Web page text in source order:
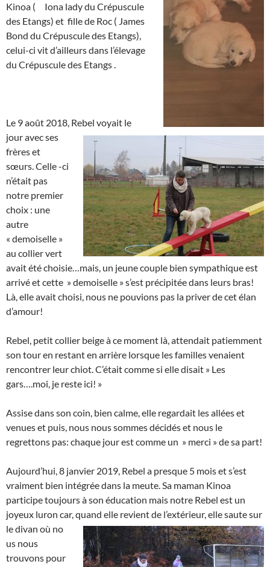
Kinoa ( Iona lady du Crépuscule
des Etangs) et fille de Roc ( James
Bond du Crépuscule des Etangs),
celui-ci vit d’ailleurs dans l’élevage
du Crépuscule des Etangs .
Le 9 août 2018, Rebel voyait le
jour avec ses
frères et
sœurs. Celle -ci
n’était pas
notre premier
choix : une
autre
« demoiselle »
au collier vert
avait été choisie…mais, un jeune couple bien sympathique est
arrivé et cette » demoiselle » s’est précipitée dans leurs bras!
Là, elle avait choisi, nous ne pouvions pas la priver de cet élan
d’amour!
Rebel, petit collier beige à ce moment là, attendait patiemment
son tour en restant en arrière lorsque les familles venaient
rencontrer leur chiot. C’était comme si elle disait » Les
gars….moi, je reste ici! »
Assise dans son coin, bien calme, elle regardait les allées et
venues et puis, nous nous sommes décidés et nous le
regrettons pas: chaque jour est comme un » merci » de sa part!
Aujourd’hui, 8 janvier 2019, Rebel a presque 5 mois et s’est
vraiment bien intégrée dans la meute. Sa maman Kinoa
participe toujours à son éducation mais notre Rebel est un
joyeux luron car, quand elle revient de l’extérieur, elle saute sur
le divan où no
us nous
trouvons pour